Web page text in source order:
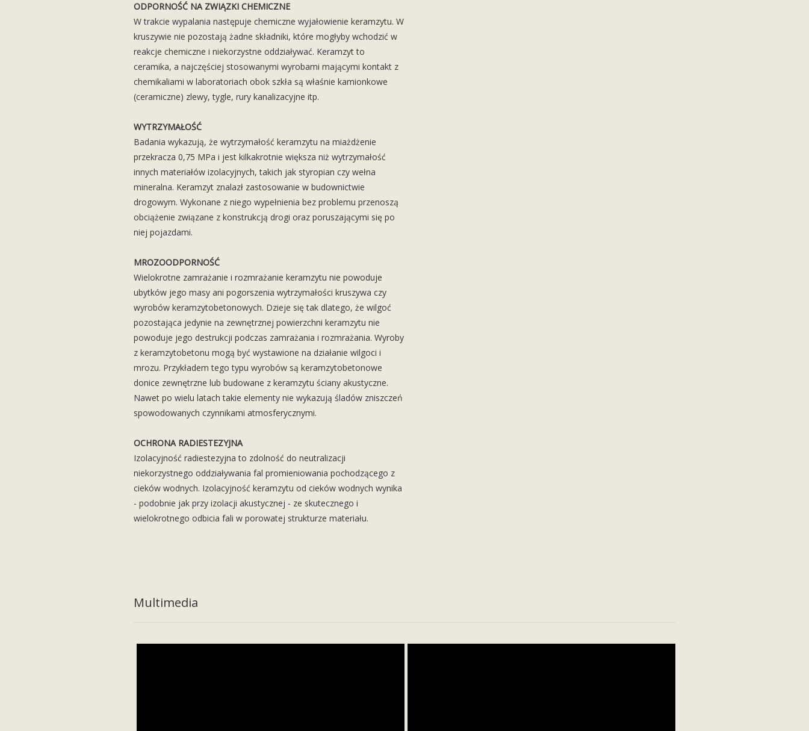
ODPORNOŚĆ NA ZWIĄZKI CHEMICZNE
W trakcie wypalania następuje chemiczne wyjałowienie keramzytu. W
kruszywie nie pozostają żadne składniki, które mogłyby wchodzić w
reakcje chemiczne i niekorzystne oddziaływać. Keramzyt to
ceramika, a najczęściej stosowanymi wyrobami mającymi kontakt z
chemikaliami w laboratoriach obok szkła są właśnie kamionkowe
(ceramiczne) zlewy, tygle, rury kanalizacyjne itp.
WYTRZYMAŁOŚĆ
Badania wykazują, że wytrzymałość keramzytu na miażdżenie
przekracza 0,75 MPa i jest kilkakrotnie większa niż wytrzymałość
innych materiałów izolacyjnych, takich jak styropian czy wełna
mineralna. Keramzyt znalazł zastosowanie w budownictwie
drogowym. Wykonane z niego wypełnienia bez problemu przenoszą
obciążenie związane z konstrukcją drogi oraz poruszającymi się po
niej pojazdami.
MROZOODPORNOŚĆ
Wielokrotne zamrażanie i rozmrażanie keramzytu nie powoduje
ubytków jego masy ani pogorszenia wytrzymałości kruszywa czy
wyrobów keramzytobetonowych. Dzieje się tak dlatego, że wilgoć
pozostająca jedynie na zewnętrznej powierzchni keramzytu nie
powoduje jego destrukcji podczas zamrażania i rozmrażania. Wyroby
z keramzytobetonu mogą być wystawione na działanie wilgoci i
mrozu. Przykładem tego typu wyrobów są keramzytobetonowe
donice zewnętrzne lub budowane z keramzytu ściany akustyczne.
Nawet po wielu latach takie elementy nie wykazują śladów zniszczeń
spowodowanych czynnikami atmosferycznymi.
OCHRONA RADIESTEZYJNA
Izolacyjność radiestezyjna to zdolność do neutralizacji
niekorzystnego oddziaływania fal promieniowania pochodzącego z
cieków wodnych. Izolacyjność keramzytu od cieków wodnych wynika
- podobnie jak przy izolacji akustycznej - ze skutecznego i
wielokrotnego odbicia fali w porowatej strukturze materiału.
Multimedia